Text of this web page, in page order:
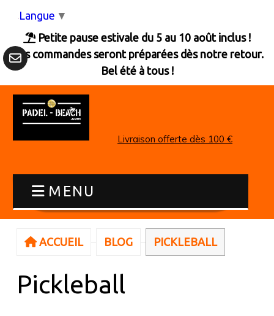
 Petite pause estivale du 5 au 10 août inclus !
Les commandes seront préparées dès notre retour.
Bel été à tous !
Livraison offerte dès 100 €
MENU
ACCUEIL BLOG PICKLEBALL
Pickleball
Langue ▼